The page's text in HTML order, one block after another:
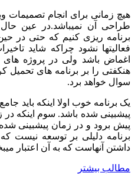
هیچ زمانی برای انجام تصمیمات
طراحی آن نمیباشد.در عین
برنامه ریزی کنیم که حتی در
فعالیتها نشود چراکه شاید
اغماض باشد ولی در پروژه های
هنکفتی را بر برنامه های تحمیل
سوال خواهد برد.
یک برنامه خوب اولا اینکه باید
پیشبینی شده باشد. سوم اینکه
پیش برود و در زمان پیشبینی
برنامه دلیلی بر توسعه نیست
داشتن آنهاست که به آن اعتبار
مطالب بیشتر